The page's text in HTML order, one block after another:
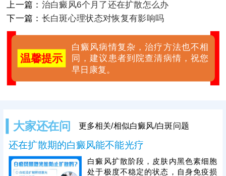
上一篇： 治白癜风6个月了还在扩散怎么办
下一篇： 长白斑心理状态对恢复有影响吗
温馨提示
白癜风病情复杂，治疗方法也不相
同，建议患者到院查清病情，祝您
早日康复。
大家还在问 更多相关/相似白癜风/白斑问题
还在扩散期的白癜风能不能光疗
白癜风扩散阶段，皮肤内黑色素细胞
处于极度不稳定的状态，自身免疫损